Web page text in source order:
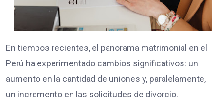
En tiempos recientes, el panorama matrimonial en el
Perú ha experimentado cambios significativos: un
aumento en la cantidad de uniones y, paralelamente,
un incremento en las solicitudes de divorcio.